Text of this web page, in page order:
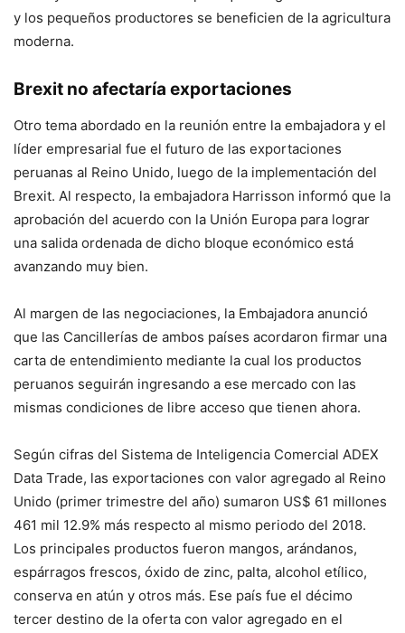
y los pequeños productores se beneficien de la agricultura
moderna.
Brexit no afectaría exportaciones
Otro tema abordado en la reunión entre la embajadora y el
líder empresarial fue el futuro de las exportaciones
peruanas al Reino Unido, luego de la implementación del
Brexit. Al respecto, la embajadora Harrisson informó que la
aprobación del acuerdo con la Unión Europa para lograr
una salida ordenada de dicho bloque económico está
avanzando muy bien.
Al margen de las negociaciones, la Embajadora anunció
que las Cancillerías de ambos países acordaron firmar una
carta de entendimiento mediante la cual los productos
peruanos seguirán ingresando a ese mercado con las
mismas condiciones de libre acceso que tienen ahora.
Según cifras del Sistema de Inteligencia Comercial ADEX
Data Trade, las exportaciones con valor agregado al Reino
Unido (primer trimestre del año) sumaron US$ 61 millones
461 mil 12.9% más respecto al mismo periodo del 2018.
Los principales productos fueron mangos, arándanos,
espárragos frescos, óxido de zinc, palta, alcohol etílico,
conserva en atún y otros más. Ese país fue el décimo
tercer destino de la oferta con valor agregado en el